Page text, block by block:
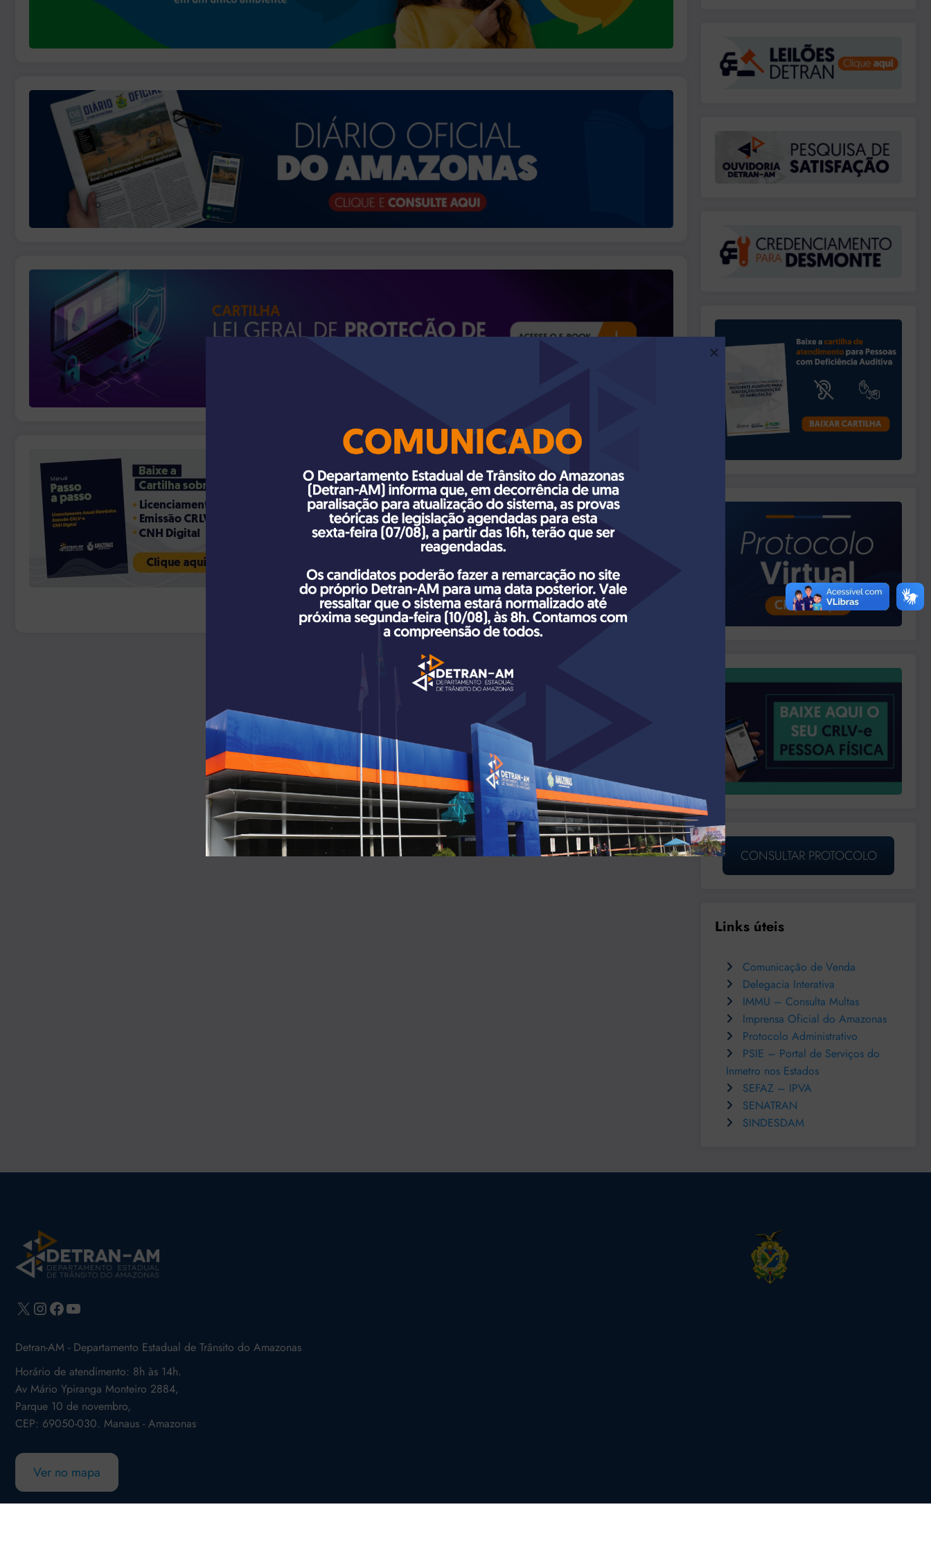
CONSULTAR PROTOCOLO
Links úteis
Comunicação de Venda
Delegacia Interativa
IMMU – Consulta Multas
Imprensa Oficial do Amazonas
Protocolo Administrativo
PSIE – Portal de Serviços do
Inmetro nos Estados
SEFAZ – IPVA
SENATRAN
SINDESDAM
X Instagram
Facebook
Youtube
Detran-AM - Departamento Estadual de Trânsito do Amazonas
Horário de atendimento: 8h às 14h.
Av Mário Ypiranga Monteiro 2884,
Parque 10 de novembro,
CEP: 69050-030. Manaus - Amazonas
Ver no mapa